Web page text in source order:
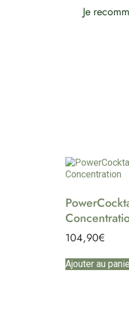
Je
104,90€
Ajouter au